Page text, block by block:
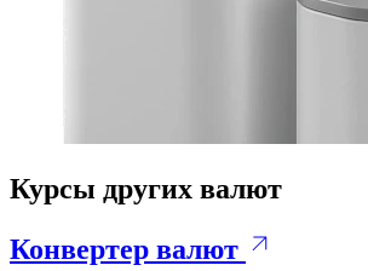
Курсы других валют
Конвертер валют